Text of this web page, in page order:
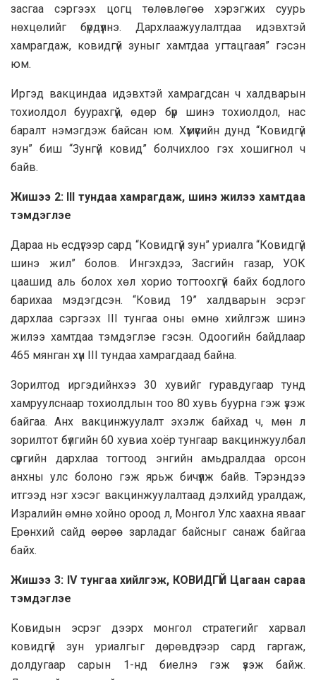
засгаа сэргээх цогц төлөвлөгөө хэрэгжих суурь
нөхцөлийг бүрдүүлнэ. Дархлаажуулалтдаа идэвхтэй
хамрагдаж, ковидгүй зуныг хамтдаа угтацгаая” гэсэн
юм.
Иргэд вакциндаа идэвхтэй хамрагдсан ч халдварын
тохиолдол буурахгүй, өдөр бүр шинэ тохиолдол, нас
баралт нэмэгдэж байсан юм. Хүмүүсийн дунд “Ковидгүй
зун” биш “Зунгүй ковид” болчихлоо гэх хошигнол ч
байв.
Жишээ 2: III тундаа хамрагдаж, шинэ жилээ хамтдаа
тэмдэглэе
Дараа нь есдүгээр сард “Ковидгүй зун” уриалга “Ковидгүй
шинэ жил” болов. Ингэхдээ, Засгийн газар, УОК
цаашид аль болох хөл хорио тогтоохгүй байх бодлого
барихаа мэдэгдсэн. “Ковид 19” халдварын эсрэг
дархлаа сэргээх III тунгаа оны өмнө хийлгэж шинэ
жилээ хамтдаа тэмдэглэе гэсэн. Одоогийн байдлаар
465 мянган хүн III тундаа хамрагдаад байна.
Зорилтод иргэдийнхээ 30 хувийг гуравдугаар тунд
хамруулснаар тохиолдлын тоо 80 хувь буурна гэж үзэж
байгаа. Анх вакцинжуулалт эхэлж байхад ч, мөн л
зорилтот бүлгийн 60 хувиа хоёр тунгаар вакцинжуулбал
сүргийн дархлаа тогтоод энгийн амьдралдаа орсон
анхны улс болоно гэж ярьж бичүүлж байв. Тэрэндээ
итгээд нэг хэсэг вакцинжуулалтаад дэлхийд уралдаж,
Изралийн өмнө хойно ороод л, Монгол Улс хаахна явааг
Ерөнхий сайд өөрөө зарладаг байсныг санаж байгаа
байх.
Жишээ 3: IV тунгаа хийлгэж, КОВИДГҮЙ Цагаан сараа
тэмдэглэе
Ковидын эсрэг дээрх монгол стратегийг харвал
ковидгүй зун уриалгыг дөрөвдүгээр сард гаргаж,
долдугаар сарын 1-нд биелнэ гэж үзэж байж.